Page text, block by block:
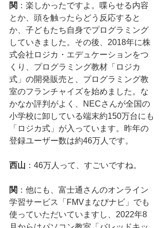
関 ：楽しかったですよ。喋らせる内容
とか、頭を触ったらどう反応すると
か、子どもたち自身でプログラミング
していきました。その後、2018年に株
式会社ロジカ・エデュケーションをつ
くり、プログラミング教材「ロジカ
式」の開発販売と、プログラミング教
室のフランチャイズを始めました。な
かなか評判がよく、NECさんが全国の
小学校に卸している端末約150万台にも
「ロジカ式」が入っています。昨年の
登録ユーザー数は約46万人です。
西山 ：46万人って、すごいですね。
関 ：他にも、富士通さんのオンライン
学習サービス「FMVまなびナビ」でも
使っていただいていますし、2022年8